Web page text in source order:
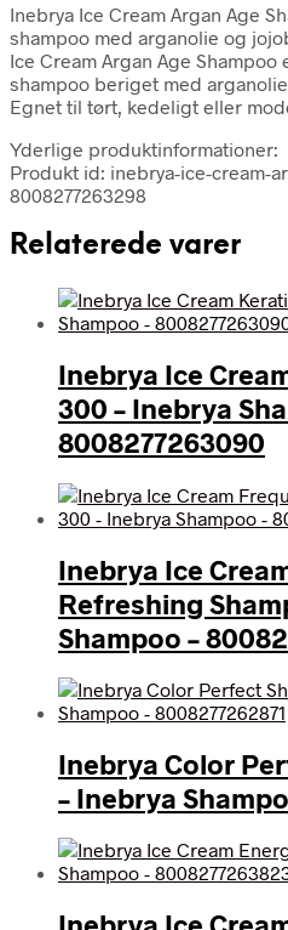
Inebrya Ice Cream Argan Age
shampoo med arganolie og
Ice Cream Argan Age
shampoo beriget med
Egnet til tørt, kedeligt eller
Yderlige produktinformationer:
Produkt id: inebrya-ice-cream-
8008277263298
Relaterede varer
Inebrya Ice
300 – Inebrya
8008277263090
Inebrya Ice
Refreshing
Shampoo –
Inebrya Color
– Inebrya